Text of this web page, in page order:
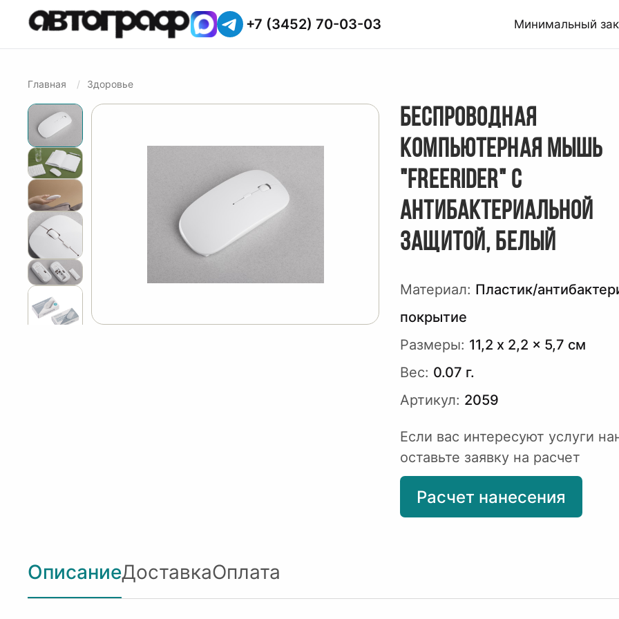
+7 (3452) 70-03-03 Минимальный
Главная Здоровье
БЕСПРОВОДНАЯ
КОМПЬЮТЕРНАЯ МЫШЬ
"FREERIDER" С
АНТИБАКТЕРИАЛЬНОЙ
ЗАЩИТОЙ, БЕЛЫЙ
Материал: Пластик/
покрытие
Размеры: 11,2 x 2,2 x 5,7 см
Вес: 0.07 г.
Артикул: 2059
Если вас интересуют услуги
оставьте заявку на расчет
Расчет нанесения
ОписаниеДоставкаОплата